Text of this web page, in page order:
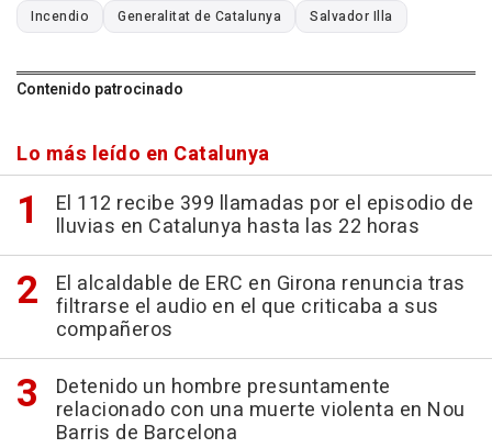
Incendio Generalitat de Catalunya Salvador Illa
Contenido patrocinado
Lo más leído en Catalunya
El 112 recibe 399 llamadas por el episodio de
lluvias en Catalunya hasta las 22 horas
El alcaldable de ERC en Girona renuncia tras
filtrarse el audio en el que criticaba a sus
compañeros
Detenido un hombre presuntamente
relacionado con una muerte violenta en Nou
Barris de Barcelona